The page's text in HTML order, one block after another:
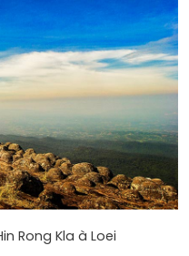
Rong Kla à Loei